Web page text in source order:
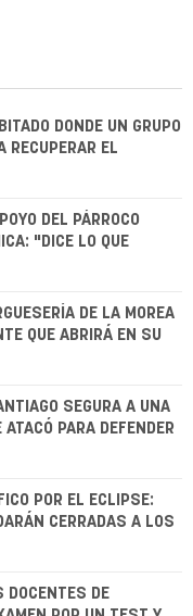
DONDE UN GRUPO
RECUPERAR EL
DEL PÁRROCO
"DICE LO QUE
DE LA MOREA
QUE ABRIRÁ EN SU
SEGURA A UNA
PARA DEFENDER
POR EL ECLIPSE:
CERRADAS A LOS
DOCENTES DE